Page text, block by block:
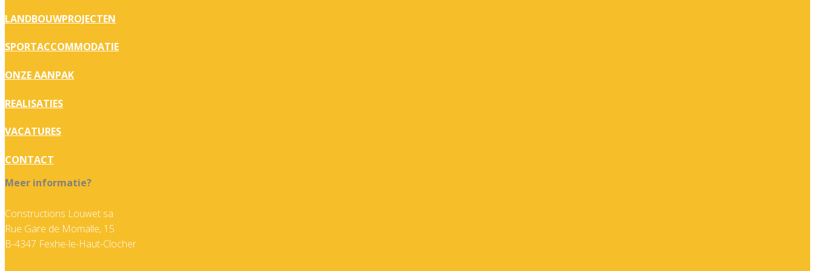
LANDBOUWPROJECTEN
SPORTACCOMMODATIE
ONZE AANPAK
REALISATIES
VACATURES
CONTACT
Meer informatie?
Constructions Louwet sa
Rue Gare de Momalle, 15
B-4347 Fexhe-le-Haut-Clocher